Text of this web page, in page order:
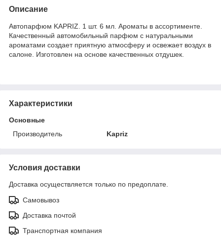
Описание
Автопарфюм KAPRIZ. 1 шт. 6 мл. Ароматы в ассортименте.
Качественный автомобильный парфюм с натуральными
ароматами создает приятную атмосферу и освежает воздух в
салоне. Изготовлен на основе качественных отдушек.
Характеристики
Основные
Производитель
Kapriz
Условия доставки
Доставка осуществляется только по предоплате.
Самовывоз
Доставка почтой
Транспортная компания